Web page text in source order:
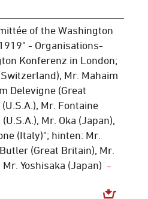
of the Washington
- Organisations-
Konferenz in London;
Mr. Mahaim
Delevigne (Great
Mr. Fontaine
Mr. Oka (Japan),
(Italy)"; hinten: Mr.
(Great Britain), Mr.
Yoshisaka (Japan)